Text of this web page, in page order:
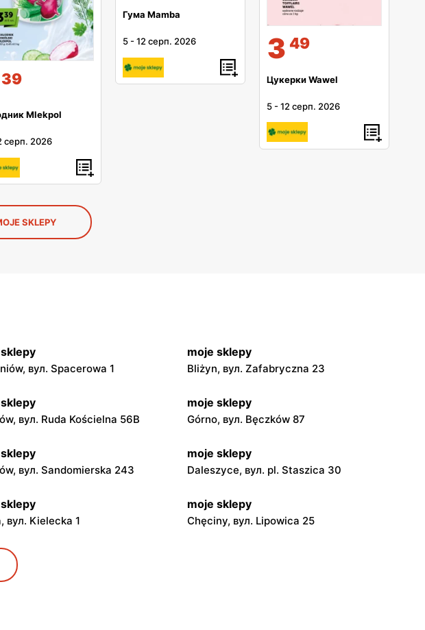
39
Mlekpol
серп. 2026
Гума Mamba
5 -12 серп. 2026 3 49
Цукерки Wawel
5 -12 серп. 2026
SKLEPY
вул. Spacerowa 1
moje sklepy
Bliżyn, вул. Zafabryczna 23
вул. Ruda Kościelna 56B
moje sklepy
Górno, вул. Bęczków 87
вул. Sandomierska 243
moje sklepy
Daleszyce, вул. pl. Staszica 30
вул. Kielecka 1
moje sklepy
Chęciny, вул. Lipowica 25
вул. Szkolna 44